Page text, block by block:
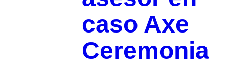
caso Axe
Ceremonia